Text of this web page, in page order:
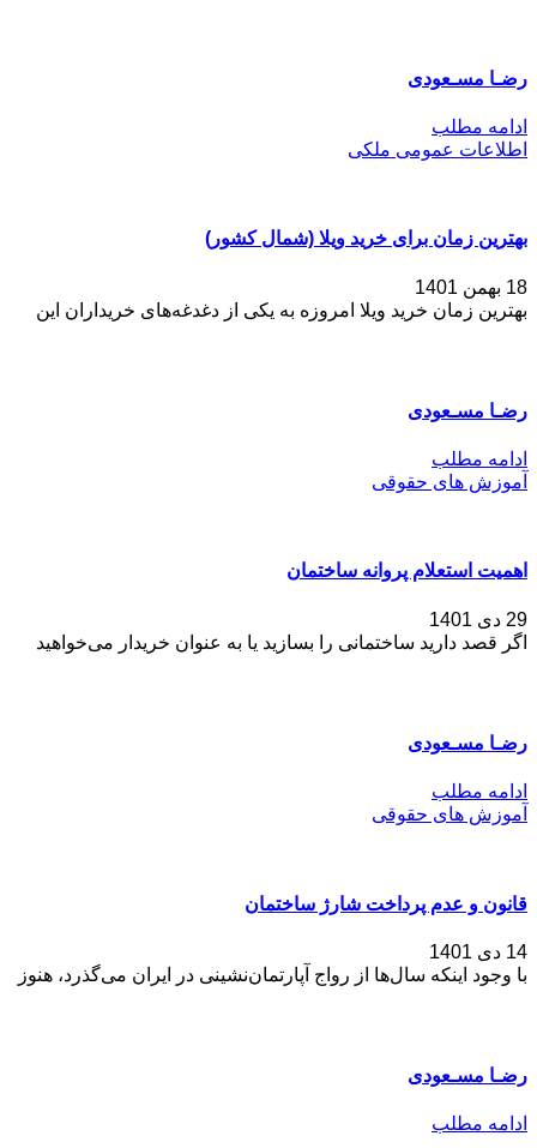
رضـا مسـعودی
ادامه مطلب
اطلاعات عمومی ملکی
بهترین زمان برای خرید ویلا (شمال کشور)
18 بهمن 1401
بهترین زمان خرید ویلا امروزه به یکی از دغدغه‌های خریداران این
رضـا مسـعودی
ادامه مطلب
آموزش های حقوقی
اهمیت استعلام پروانه ساختمان
29 دی 1401
اگر قصد دارید ساختمانی را بسازید یا به عنوان خریدار می‌خواهید
رضـا مسـعودی
ادامه مطلب
آموزش های حقوقی
قانون و عدم پرداخت شارژ ساختمان
14 دی 1401
با وجود اینکه سال‌ها از رواج آپارتمان‌نشینی در ایران می‌گذرد، هنوز
رضـا مسـعودی
ادامه مطلب